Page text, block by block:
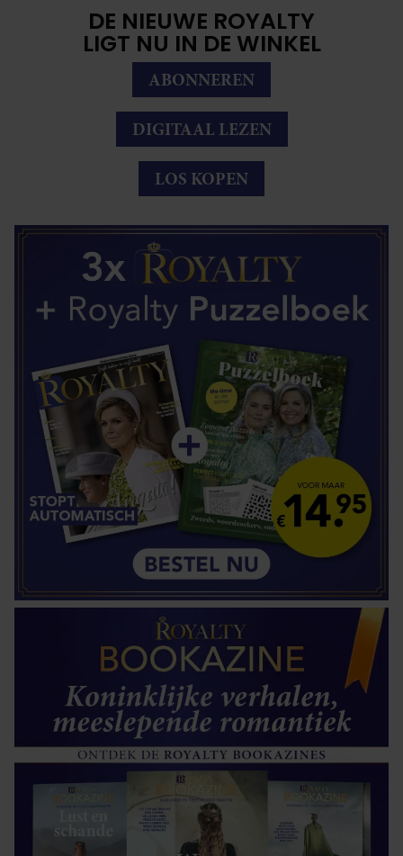
DE NIEUWE ROYALTY
LIGT NU IN DE WINKEL
ABONNEREN
DIGITAAL LEZEN
LOS KOPEN